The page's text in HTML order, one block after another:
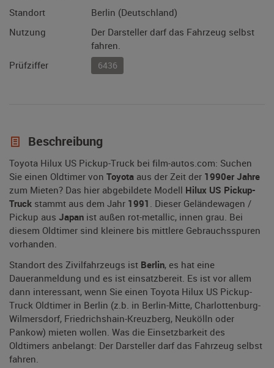
Standort
Berlin (Deutschland)
Nutzung
Der Darsteller darf das Fahrzeug selbst
fahren.
Prüfziffer
6436
Beschreibung
Toyota Hilux US Pickup-Truck bei film-autos.com: Suchen
Sie einen Oldtimer von Toyota aus der Zeit der 1990er Jahre
zum Mieten? Das hier abgebildete Modell Hilux US Pickup-
Truck stammt aus dem Jahr 1991 . Dieser Geländewagen /
Pickup aus Japan ist außen rot-metallic, innen grau. Bei
diesem Oldtimer sind kleinere bis mittlere Gebrauchsspuren
vorhanden.
Standort des Zivilfahrzeugs ist Berlin, es hat eine
Daueranmeldung und es ist einsatzbereit. Es ist vor allem
dann interessant, wenn Sie einen Toyota Hilux US Pickup-
Truck Oldtimer in Berlin (z.b. in Berlin-Mitte, Charlottenburg-
Wilmersdorf, Friedrichshain-Kreuzberg, Neukölln oder
Pankow) mieten wollen. Was die Einsetzbarkeit des
Oldtimers anbelangt: Der Darsteller darf das Fahrzeug selbst
fahren.